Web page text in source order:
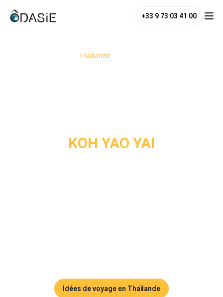
+33 9 73 03 41 00
Thaïlande
KOH YAO YAI
Idées de voyage en Thaïlande